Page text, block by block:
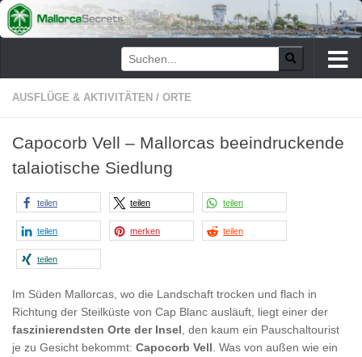
Zum Inhalt springen
AUSFLÜGE & AKTIVITÄTEN / ORTE
Capocorb Vell – Mallorcas beeindruckende
talaiotische Siedlung
teilen teilen teilen
teilen merken teilen
teilen
Im Süden Mallorcas, wo die Landschaft trocken und flach in
Richtung der Steilküste von Cap Blanc ausläuft, liegt einer der
faszinierendsten Orte der Insel , den kaum ein Pauschaltourist
je zu Gesicht bekommt: Capocorb Vell . Was von außen wie ein